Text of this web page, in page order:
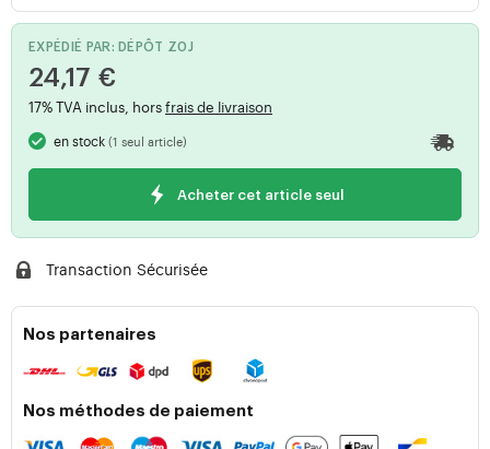
EXPÉDIÉ PAR: DÉPÔT Z0J
24,17 €
17% TVA inclus, horsfrais de livraison
en stock(1 seul article)
Acheter cet article seul
Transaction Sécurisée
Nos partenaires
Nos méthodes de paiement